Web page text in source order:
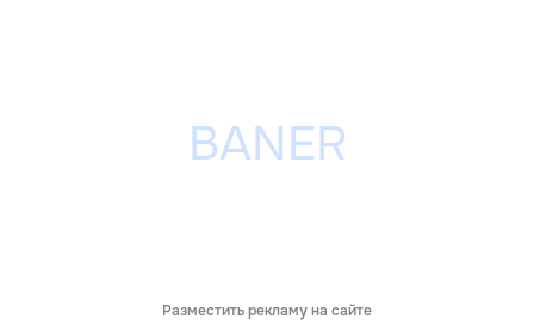
Разместить рекламу на сайте